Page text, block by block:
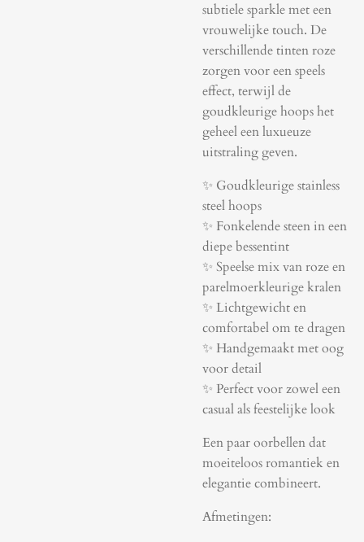
subtiele sparkle met een
vrouwelijke touch. De
verschillende tinten roze
zorgen voor een speels
effect, terwijl de
goudkleurige hoops het
geheel een luxueuze
uitstraling geven.
✨ Goudkleurige stainless
steel hoops
✨ Fonkelende steen in een
diepe bessentint
✨ Speelse mix van roze en
parelmoerkleurige kralen
✨ Lichtgewicht en
comfortabel om te dragen
✨ Handgemaakt met oog
voor detail
✨ Perfect voor zowel een
casual als feestelijke look
Een paar oorbellen dat
moeiteloos romantiek en
elegantie combineert.
Afmetingen: